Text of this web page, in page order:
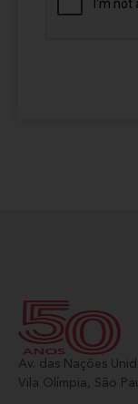
Av. das Nações
Vila Olímpia, São